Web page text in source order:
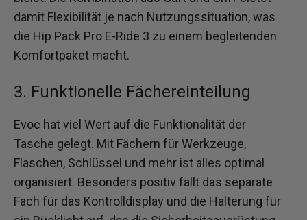
damit Flexibilität je nach Nutzungssituation, was
die Hip Pack Pro E-Ride 3 zu einem begleitenden
Komfortpaket macht.
3. Funktionelle Fächereinteilung
Evoc hat viel Wert auf die Funktionalität der
Tasche gelegt. Mit Fächern für Werkzeuge,
Flaschen, Schlüssel und mehr ist alles optimal
organisiert. Besonders positiv fällt das separate
Fach für das Kontrolldisplay und die Halterung für